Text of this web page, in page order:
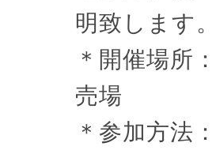
明致します
＊開催場所
売場
＊参加方法